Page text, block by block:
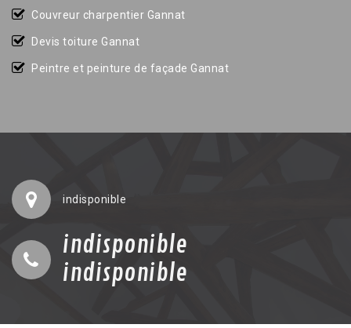
Couvreur charpentier Gannat
Devis toiture Gannat
Peintre et peinture de façade Gannat
indisponible
indisponible
indisponible